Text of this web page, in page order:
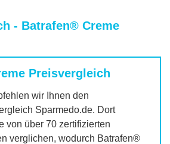
- Batrafen® Creme
Preisvergleich
wir Ihnen den
Sparmedo.de. Dort
von über 70 zertifizierten
verglichen, wodurch Batrafen®